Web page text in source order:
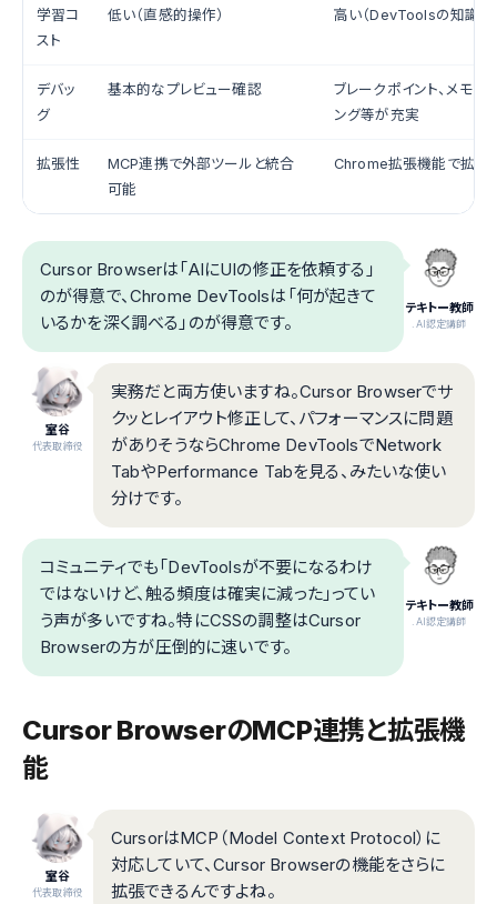
学習コ
スト
低い（直感的操作） 高い（DevToolsの知識が
デバッ
グ
基本的なプレビュー確認
ブレークポイント、メモリ
ング等が充実
拡張性
MCP連携で外部ツールと統合
可能
Chrome拡張機能で拡張
テキトー教師
.AI認定講師
Cursor Browserは「AIにUIの修正を依頼する」
のが得意で、Chrome DevToolsは「何が起きて
いるかを深く調べる」のが得意です。
室谷
代表取締役
実務だと両方使いますね。Cursor Browserでサ
クッとレイアウト修正して、パフォーマンスに問題
がありそうならChrome DevToolsでNetwork
TabやPerformance Tabを見る、みたいな使い
分けです。
テキトー教師
.AI認定講師
コミュニティでも「DevToolsが不要になるわけ
ではないけど、触る頻度は確実に減った」ってい
う声が多いですね。特にCSSの調整はCursor
Browserの方が圧倒的に速いです。
Cursor BrowserのMCP連携と拡張機
能
室谷
代表取締役
CursorはMCP（Model Context Protocol）に
対応していて、Cursor Browserの機能をさらに
拡張できるんですよね。